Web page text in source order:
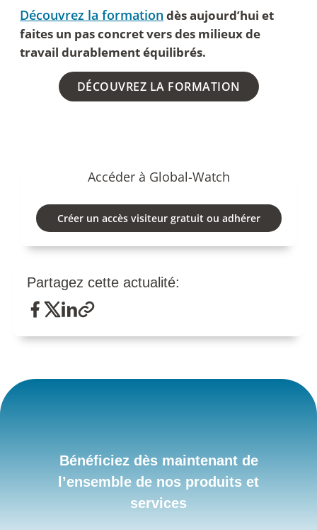
Découvrez la formation dès aujourd’hui et
faites un pas concret vers des milieux de
travail durablement équilibrés.
DÉCOUVREZ LA FORMATION
Accéder à Global-Watch
Créer un accès visiteur gratuit ou adhérer
Partagez cette actualité:
Bénéficiez dès maintenant de
l’ensemble de nos produits et
services